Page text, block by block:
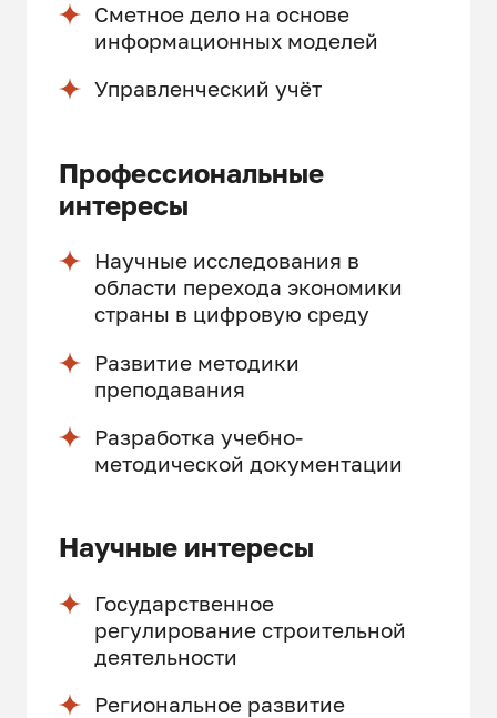
Сметное дело на основе
информационных моделей
Управленческий учёт
Профессиональные
интересы
Научные исследования в
области перехода экономики
страны в цифровую среду
Развитие методики
преподавания
Разработка учебно-
методической документации
Научные интересы
Государственное
регулирование строительной
деятельности
Региональное развитие